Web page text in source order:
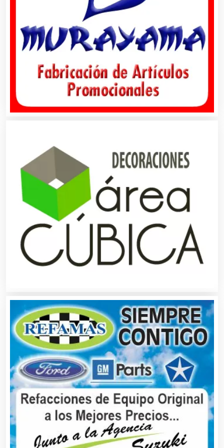
Cafeterías
Cajas de Ahorro
Cámaras de Comercio
Camiones para Fletes
Cancelería de Aluminio
Capacitación
Carnicerías
Carpinterías
Centros Comerciales
Centros de Espectáculos
Centros de Nutrición